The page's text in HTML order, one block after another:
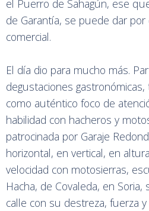
el Puerro de Sahagún, ese
de Garantía, se puede dar por
comercial.
El día dio para mucho más.
degustaciones
como auténtico foco de
habilidad con hacheros y
patrocinada por Garaje
horizontal, en vertical, en
velocidad con motosierras,
Hacha, de Covaleda, en
calle con su destreza, fuerza